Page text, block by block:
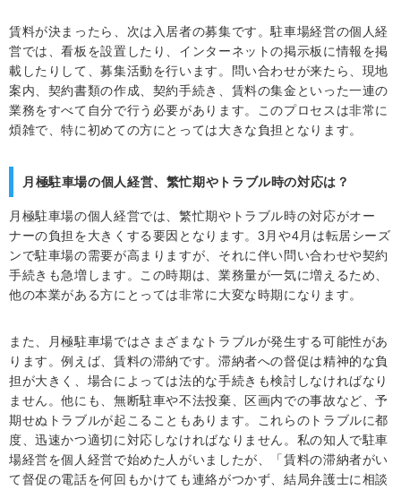
賃料が決まったら、次は入居者の募集です。駐車場経営の個人経
営では、看板を設置したり、インターネットの掲示板に情報を掲
載したりして、募集活動を行います。問い合わせが来たら、現地
案内、契約書類の作成、契約手続き、賃料の集金といった一連の
業務をすべて自分で行う必要があります。このプロセスは非常に
煩雑で、特に初めての方にとっては大きな負担となります。
月極駐車場の個人経営、繁忙期やトラブル時の対応は？
月極駐車場の個人経営では、繁忙期やトラブル時の対応がオー
ナーの負担を大きくする要因となります。3月や4月は転居シーズ
ンで駐車場の需要が高まりますが、それに伴い問い合わせや契約
手続きも急増します。この時期は、業務量が一気に増えるため、
他の本業がある方にとっては非常に大変な時期になります。
また、月極駐車場ではさまざまなトラブルが発生する可能性があ
ります。例えば、賃料の滞納です。滞納者への督促は精神的な負
担が大きく、場合によっては法的な手続きも検討しなければなり
ません。他にも、無断駐車や不法投棄、区画内での事故など、予
期せぬトラブルが起こることもあります。これらのトラブルに都
度、迅速かつ適切に対応しなければなりません。私の知人で駐車
場経営を個人経営で始めた人がいましたが、「賃料の滞納者がい
て督促の電話を何回もかけても連絡がつかず、結局弁護士に相談